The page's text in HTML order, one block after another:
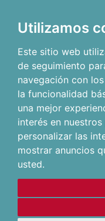
Utilizamos
Este sitio web
de seguimiento
navegación con
la funcionalidad
una mejor
interés en
personalizar las
mostrar anuncios
usted.